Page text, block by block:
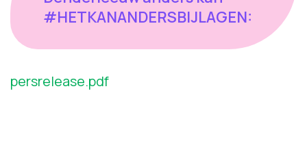
#HETKANANDERSBIJLAGEN:
persrelease.pdf